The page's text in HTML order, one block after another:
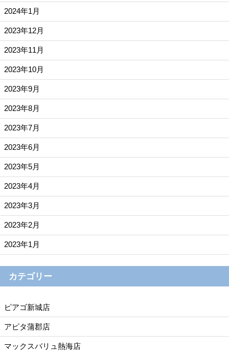
2024年1月
2023年12月
2023年11月
2023年10月
2023年9月
2023年8月
2023年7月
2023年6月
2023年5月
2023年4月
2023年3月
2023年2月
2023年1月
カテゴリー
ピアゴ新城店
アピタ蒲郡店
マックスバリュ熱海店